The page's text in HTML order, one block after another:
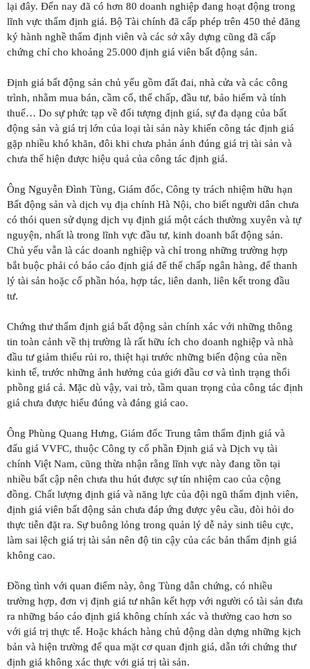
lại đây. Đến nay đã có hơn 80 doanh nghiệp đang hoạt động trong
lĩnh vực thẩm định giá. Bộ Tài chính đã cấp phép trên 450 thẻ đăng
ký hành nghề thẩm định viên và các sở xây dựng cũng đã cấp
chứng chỉ cho khoảng 25.000 định giá viên bất động sản.
Định giá bất động sản chủ yếu gồm đất đai, nhà cửa và các công
trình, nhằm mua bán, cầm cố, thế chấp, đầu tư, bảo hiểm và tính
thuế… Do sự phức tạp về đối tượng định giá, sự đa dạng của bất
động sản và giá trị lớn của loại tài sản này khiến công tác định giá
gặp nhiều khó khăn, đôi khi chưa phản ánh đúng giá trị tài sản và
chưa thể hiện được hiệu quả của công tác định giá.
Ông Nguyễn Đình Tùng, Giám đốc, Công ty trách nhiệm hữu hạn
Bất động sản và dịch vụ địa chính Hà Nội, cho biết người dân chưa
có thói quen sử dụng dịch vụ định giá một cách thường xuyên và tự
nguyện, nhất là trong lĩnh vực đầu tư, kinh doanh bất động sản.
Chủ yếu vẫn là các doanh nghiệp và chỉ trong những trường hợp
bắt buộc phải có báo cáo định giá để thế chấp ngân hàng, để thanh
lý tài sản hoặc cổ phần hóa, hợp tác, liên danh, liên kết trong đầu
tư.
Chứng thư thẩm định giá bất động sản chính xác với những thông
tin toàn cảnh về thị trường là rất hữu ích cho doanh nghiệp và nhà
đầu tư giảm thiểu rủi ro, thiệt hại trước những biến động của nền
kinh tế, trước những ảnh hưởng của giới đầu cơ và tình trạng thổi
phồng giá cả. Mặc dù vậy, vai trò, tầm quan trọng của công tác định
giá chưa được hiểu đúng và đáng giá cao.
Ông Phùng Quang Hưng, Giám đốc Trung tâm thẩm định giá và
đấu giá VVFC, thuộc Công ty cổ phần Định giá và Dịch vụ tài
chính Việt Nam, cũng thừa nhận rằng lĩnh vực này đang tồn tại
nhiều bất cập nên chưa thu hút được sự tín nhiệm cao của cộng
đồng. Chất lượng định giá và năng lực của đội ngũ thẩm định viên,
định giá viên bất động sản chưa đáp ứng được yêu cầu, đòi hỏi do
thực tiễn đặt ra. Sự buông lỏng trong quản lý dễ nảy sinh tiêu cực,
làm sai lệch giá trị tài sản nên độ tin cậy của các bản thẩm định giá
không cao.
Đồng tình với quan điểm này, ông Tùng dẫn chứng, có nhiều
trường hợp, đơn vị định giá tư nhân kết hợp với người có tài sản đưa
ra những báo cáo định giá không chính xác và thường cao hơn so
với giá trị thực tế. Hoặc khách hàng chủ động dàn dựng những kịch
bản và hiện trường để qua mặt cơ quan định giá, dẫn tới chứng thư
định giá không xác thực với giá trị tài sản.